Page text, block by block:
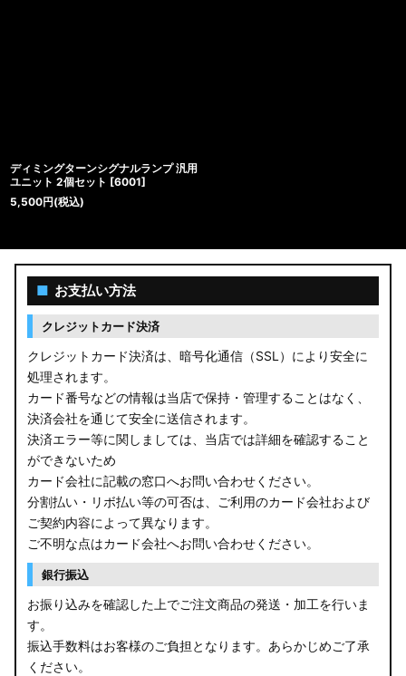
ディミングターンシグナルランプ 汎用
ユニット 2個セット [6001]
5,500円(税込)
■ お支払い方法
クレジットカード決済
クレジットカード決済は、暗号化通信（SSL）により安全に
処理されます。
カード番号などの情報は当店で保持・管理することはなく、
決済会社を通じて安全に送信されます。
決済エラー等に関しましては、当店では詳細を確認すること
ができないため
カード会社に記載の窓口へお問い合わせください。
分割払い・リボ払い等の可否は、ご利用のカード会社および
ご契約内容によって異なります。
ご不明な点はカード会社へお問い合わせください。
銀行振込
お振り込みを確認した上でご注文商品の発送・加工を行いま
す。
振込手数料はお客様のご負担となります。あらかじめご了承
ください。